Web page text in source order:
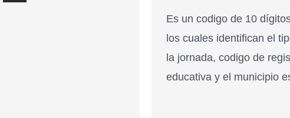
Es un codigo de 10
los cuales identifican el
la jornada, codigo de
educativa y el municipio